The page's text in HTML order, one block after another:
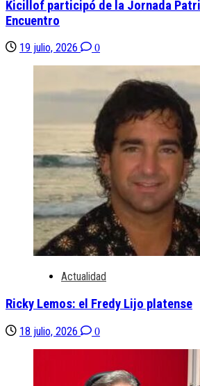
Kicillof participó de la Jornada
Encuentro
19 julio, 2026 0
Actualidad
Ricky Lemos: el Fredy Lijo platense
18 julio, 2026 0